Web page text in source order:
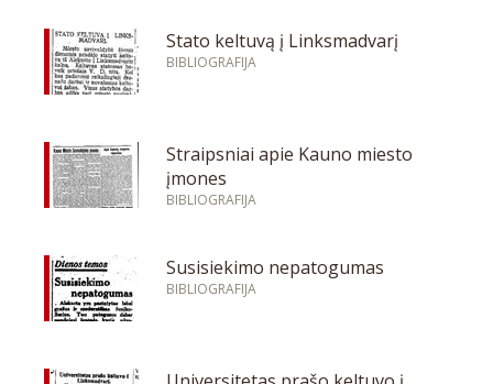
Stato keltuvą į Linksmadvarį
BIBLIOGRAFIJA
Straipsniai apie Kauno miesto
įmones
BIBLIOGRAFIJA
Susisiekimo nepatogumas
BIBLIOGRAFIJA